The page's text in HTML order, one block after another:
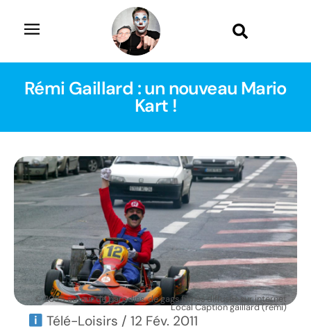
Rémi Gaillard : un nouveau Mario
Kart !
© 2025 auteur de parodies, de gags filmés diffusés sur internet
Local Caption gaillard (remi)
Télé-Loisirs / 12 Fév. 2011